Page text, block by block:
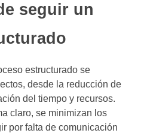
seguir un
estructurado se
desde la reducción de
del tiempo y recursos.
claro, se minimizan los
por falta de comunicación